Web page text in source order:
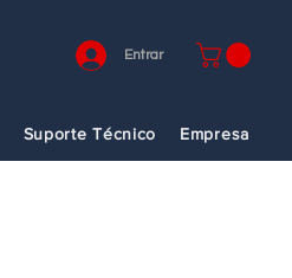
Entrar
Suporte Técnico Empresa